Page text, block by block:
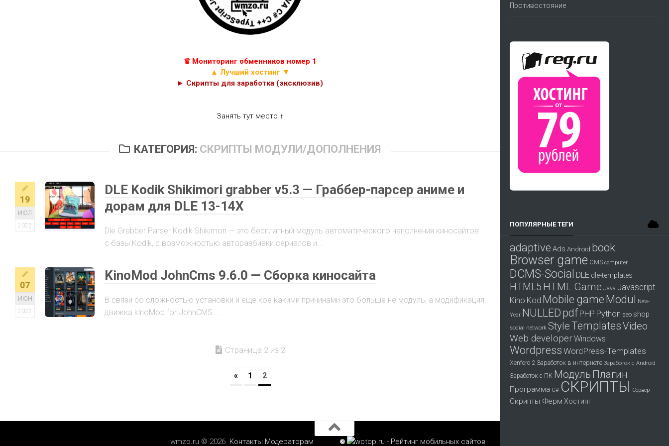
ИГР
СКРИПТЫ
ЭКОНОМИЧЕСКИХ
♛ Мониторинг обменников номер 1
▲ Лучший хостинг ▼
► Скрипты для заработка (эксклюзив)
Занять тут место ↑
КАТЕГОРИЯ: СКРИПТЫ МОДУЛИ/ДОПОЛНЕНИЯ
19
ИЮЛ
2022
DLE Kodik Shikimori grabber v5.3 — Граббер-парсер аниме и
дорам для DLE 13-14X
Dle Grabber Parser Kodik Shikimori — это бесплатный модуль автоматического наполнения киносайтов
с базы Kodik, с возможностью авторазбивки сериалов и...
07
ИЮН
2022
KinoMod JohnCms 9.6.0 — Сборка киносайта
В связи со сложностью установки и еще кое какими причинами это больше не модуль, а модификация
движка kinoMod for JohnCMS....
Страница 2 из 2
« 1 2
Противостояние
ПОПУЛЯРНЫЕ ТЕГИ
adaptive Ads Android book
Browser game CMS computer
DCMS-Social DLE dle-templates
HTML5 HTML Game Java Javascript
Kino Kod Mobile gameModul New-
Year NULLED pdf PHP Python seo shop
social network StyleTemplatesVideo
Web developerWindows
Wordpress WordPress-Templates
Xenforo 2 Заработок в интернете Заработок с Android
Заработок с ПК Модуль Плагин
Программа С# СКРИПТЫ Сервер
Скрипты Ферм Хостинг
wmzo.ru © 2026. Контакты Модераторам